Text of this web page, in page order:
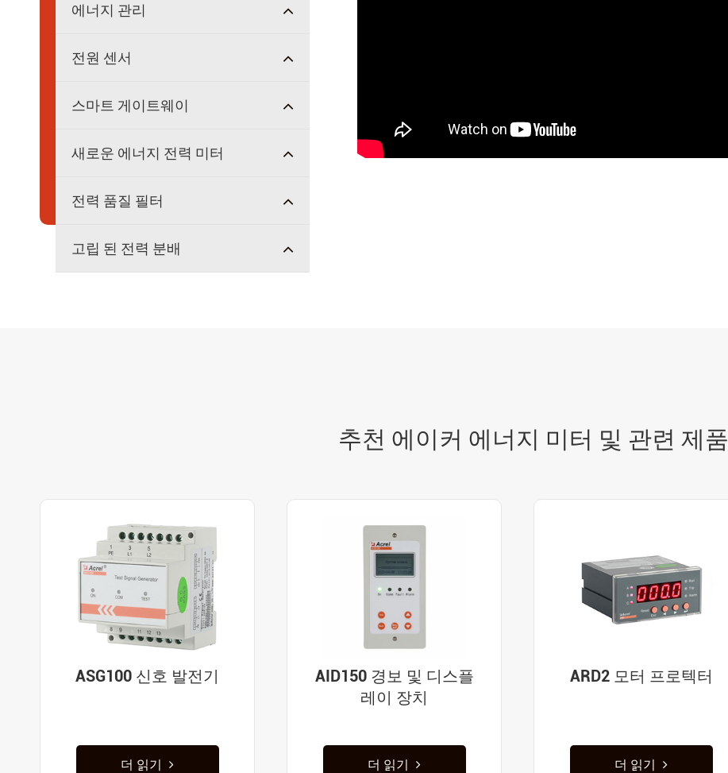
에너지 관리
전원 센서
스마트 게이트웨이
새로운 에너지 전력 미터
전력 품질 필터
고립 된 전력 분배
추천 에이커 에너지 미터 및 관련 제품
ASG100 신호 발전기
더 읽기
AID150 경보 및 디스플
레이 장치
더 읽기
ARD2 모터 프로텍터
더 읽기